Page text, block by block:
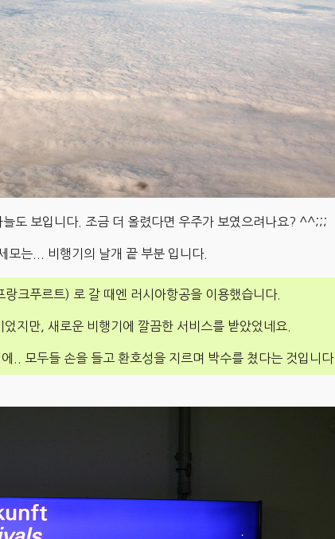
도 보입니다. 조금 더 올렸다면 우주가 보였으려나요? ^^;;;
모는... 비행기의 날개 끝 부분 입니다.
크푸르트) 로 갈 때엔 러시아항공을 이용했습니다.
지만, 새로운 비행기에 깔끔한 서비스를 받았었네요.
.. 모두들 손을 들고 환호성을 지르며 박수를 쳤다는 것입니다.